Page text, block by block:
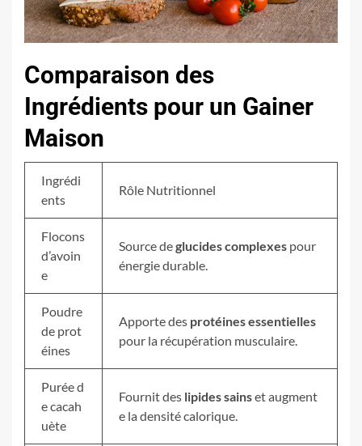
Comparaison des
Ingrédients pour un Gainer
Maison
Ingrédi
ents
Rôle Nutritionnel
Flocons
d’avoin
e
Source deglucides complexes pour
énergie durable.
Poudre
de prot
éines
Apporte des protéines essentielles
pour la récupération musculaire.
Purée d
e cacah
uète
Fournit des lipides sainset augment
e la densité calorique.